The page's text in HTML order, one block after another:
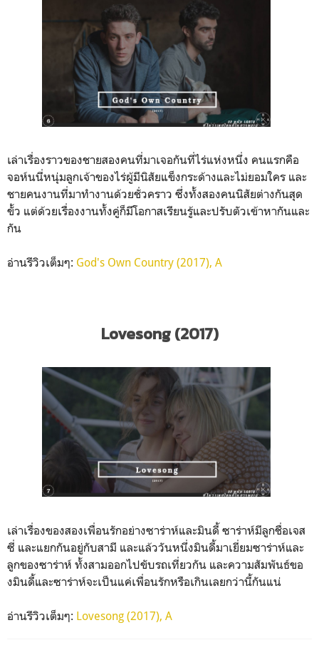
เล่าเรื่องราวของชายสองคนที่มาเจอกันที่ไร่แห่งหนึ่ง คนแรกคือ
จอห์นนี่หนุ่มลูกเจ้าของไร่ผู้มีนิสัยแข็งกระด้างและไม่ยอมใคร และ
ชายคนงานที่มาทำงานด้วยชั่วคราว ซึ่งทั้งสองคนนิสัยต่างกันสุด
ขั้ว แต่ด้วยเรื่องงานทั้งคู่ก็มีโอกาสเรียนรู้และปรับตัวเข้าหากันและ
กัน
อ่านรีวิวเต็มๆ: God's Own Country (2017), A
Lovesong (2017)
เล่าเรื่องของสองเพื่อนรักอย่างซาร่าห์และมินดี้ ซาร่าห์มีลูกชื่อเจส
ซี่ และแยกกันอยู่กับสามี และแล้ววันหนึ่งมินดี้มาเยี่ยมซาร่าห์และ
ลูกของซาร่าห์ ทั้งสามออกไปขับรถเที่ยวกัน และความสัมพันธ์ขอ
งมินดี้และซาร่าห์จะเป็นแค่เพื่อนรักหรือเกินเลยกว่านี้กันแน่
อ่านรีวิวเต็มๆ: Lovesong (2017), A